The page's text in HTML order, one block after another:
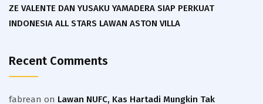
ZE VALENTE DAN YUSAKU YAMADERA SIAP PERKUAT
INDONESIA ALL STARS LAWAN ASTON VILLA
Recent Comments
fabrean on Lawan NUFC, Kas Hartadi Mungkin Tak